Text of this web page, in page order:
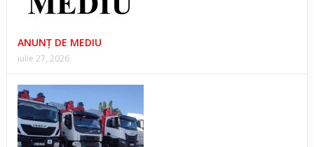
ANUNŢ DE MEDIU
iulie 27, 2026